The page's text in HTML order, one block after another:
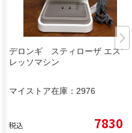
デロンギ スティローザ エスプ
レッソマシン
マイストア在庫： 2976
税込 7830